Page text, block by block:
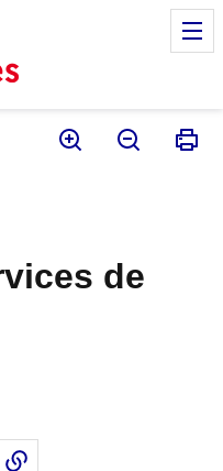
de
fenêtre
- nouvelle fenêtre
Linked In - nouvelle
par email - nouvelle